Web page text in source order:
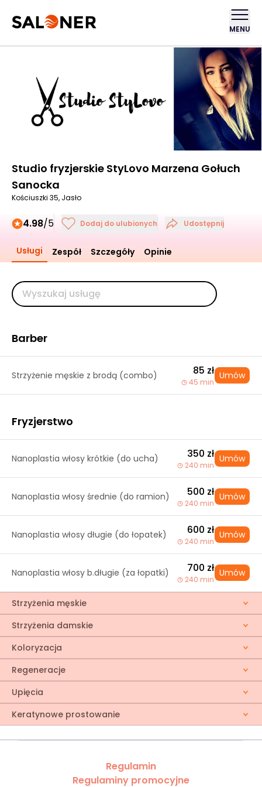
MENU
Studio fryzjerskie StyLovo Marzena Gołuch
Sanocka
Kościuszki 35, Jasło
4.98/5 Dodaj do ulubionych Udostępnij
Usługi Zespół Szczegóły Opinie
Barber
Strzyżenie męskie z brodą (combo) 85 zł
45 min
Umów
Fryzjerstwo
Nanoplastia włosy krótkie (do ucha) 350 zł
240 min
Umów
Nanoplastia włosy średnie (do ramion) 500 zł
240 min
Umów
Nanoplastia włosy długie (do łopatek) 600 zł
240 min
Umów
Nanoplastia włosy b.długie (za łopatki) 700 zł
240 min
Umów
Strzyżenia męskie
Strzyżenia damskie
Koloryzacja
Regeneracje
Upięcia
Keratynowe prostowanie
Regulamin
Regulaminy promocyjne